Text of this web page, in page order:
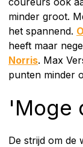
minder groot.
het spannend.
heeft maar
Norris. Max
punten minder
'Moge
De strijd om de